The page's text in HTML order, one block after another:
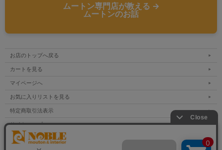
ムートン専門店が教える →
ムートンのお話
お店のトップへ戻る
カートを見る
マイページへ
お気に入りリストを見る
特定商取引法表示
サイトマップ
メルマガ登録